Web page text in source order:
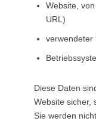
Website,
URL)
verwendeter
Diese Daten
Website sicher,
Sie werden